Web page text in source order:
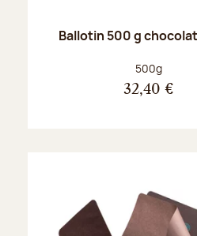
Ballotin 500 g
Poids net :
500g
32,40 €